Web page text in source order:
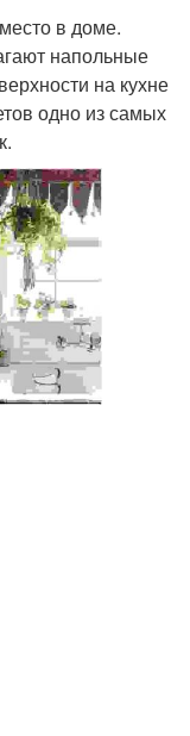
в доме.
напольные
на кухне
одно из самых